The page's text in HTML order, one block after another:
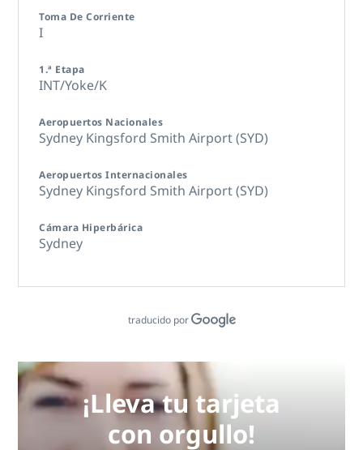
Toma De Corriente
I
1.ª Etapa
INT/Yoke/K
Aeropuertos Nacionales
Sydney Kingsford Smith Airport (SYD)
Aeropuertos Internacionales
Sydney Kingsford Smith Airport (SYD)
Cámara Hiperbárica
Sydney
traducido por
¡Lleva tu tarjeta
con orgullo!